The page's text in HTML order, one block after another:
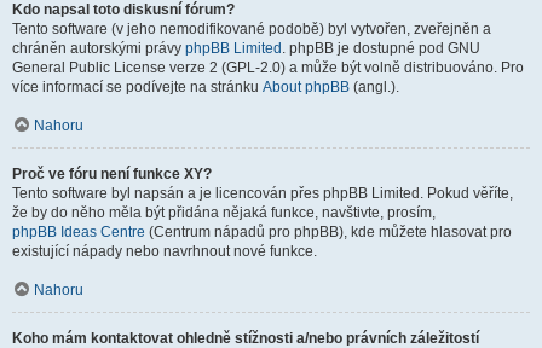
Kdo napsal toto diskusní fórum?
Tento software (v jeho nemodifikované podobě) byl vytvořen, zveřejněn a
chráněn autorskými právy phpBB Limited . phpBB je dostupné pod GNU
General Public License verze 2 (GPL-2.0) a může být volně distribuováno. Pro
více informací se podívejte na stránku About phpBB (angl.).
Nahoru
Proč ve fóru není funkce XY?
Tento software byl napsán a je licencován přes phpBB Limited. Pokud věříte,
že by do něho měla být přidána nějaká funkce, navštivte, prosím,
phpBB Ideas Centre (Centrum nápadů pro phpBB), kde můžete hlasovat pro
existující nápady nebo navrhnout nové funkce.
Nahoru
Koho mám kontaktovat ohledně stížnosti a/nebo právních záležitostí